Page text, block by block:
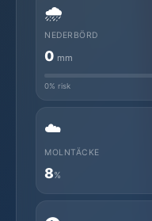
🌧️
NEDERBÖRD
0 mm
0% risk
☁️
MOLNTÄCKE
8%